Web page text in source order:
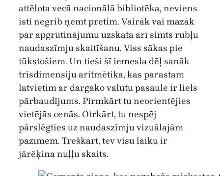
attēlota vecā nacionālā bibliotēka, neviens
īsti negrib ņemt pretim. Vairāk vai mazāk
par apgrūtinājumu uzskata arī simts rubļu
naudaszīmju skaitīšanu. Viss sākas pie
tūkstošiem. Un tieši šī iemesla dēļ sanāk
trīsdimensiju aritmētika, kas parastam
latvietim ar dārgāko valūtu pasaulē ir liels
pārbaudījums. Pirmkārt tu neorientējies
vietējās cenās. Otrkārt, tu nespēj
pārslēgties uz naudaszīmju vizuālajām
pazīmēm. Treškārt, tev visu laiku ir
jārēķina nuļļu skaits.